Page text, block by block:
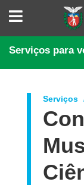
CONSELHO
ESTADUAL
E
DA
Serviços para
Serviços